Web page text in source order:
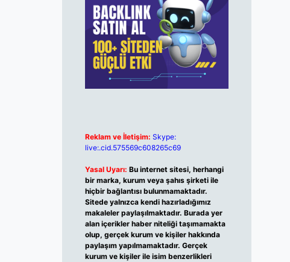
Reklam ve İletişim: Skype:
live:.cid.575569c608265c69
Yasal Uyarı: Bu internet sitesi, herhangi
bir marka, kurum veya şahıs şirketi ile
hiçbir bağlantısı bulunmamaktadır.
Sitede yalnızca kendi hazırladığımız
makaleler paylaşılmaktadır. Burada yer
alan içerikler haber niteliği taşımamakta
olup, gerçek kurum ve kişiler hakkında
paylaşım yapılmamaktadır. Gerçek
kurum ve kişiler ile isim benzerlikleri